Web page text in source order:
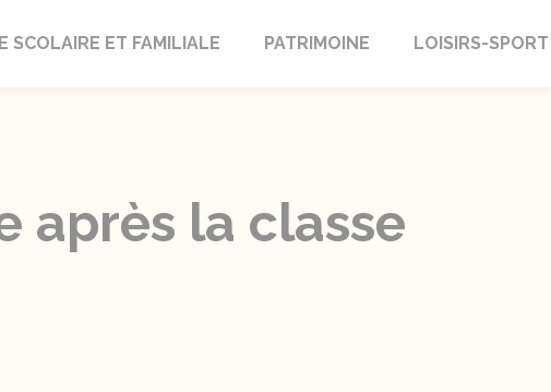
SCOLAIRE ET FAMILIALE PATRIMOINE LOISIRS-SPORT
après la classe